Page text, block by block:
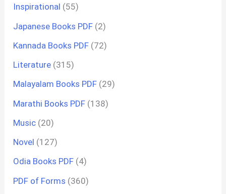
Inspirational (55)
Japanese Books PDF (2)
Kannada Books PDF (72)
Literature (315)
Malayalam Books PDF (29)
Marathi Books PDF (138)
Music (20)
Novel (127)
Odia Books PDF (4)
PDF of Forms (360)